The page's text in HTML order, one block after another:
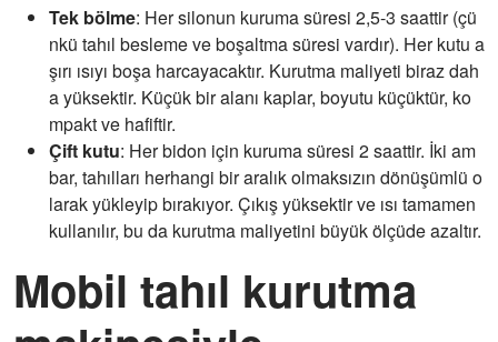
Tek bölme: Her silonun kuruma süresi 2,5-3 saattir (çü
nkü tahıl besleme ve boşaltma süresi vardır). Her kutu a
şırı ısıyı boşa harcayacaktır. Kurutma maliyeti biraz dah
a yüksektir. Küçük bir alanı kaplar, boyutu küçüktür, ko
mpakt ve hafiftir.
Çift kutu: Her bidon için kuruma süresi 2 saattir. İki am
bar, tahılları herhangi bir aralık olmaksızın dönüşümlü o
larak yükleyip bırakıyor. Çıkış yüksektir ve ısı tamamen
kullanılır, bu da kurutma maliyetini büyük ölçüde azaltır.
Mobil tahıl kurutma